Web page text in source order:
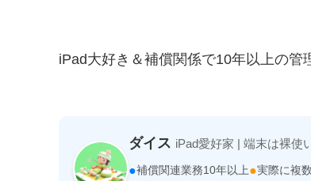
iPad大好き＆補償関係で10年以上の管
ダイス iPad愛好家 | 端末は裸使
●補償関連業務10年以上●実際に複